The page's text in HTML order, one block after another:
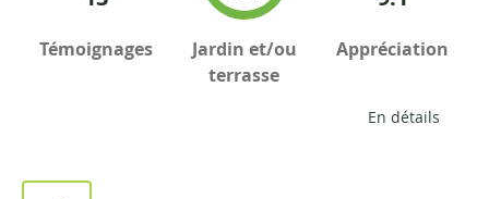
Témoignages
Jardin et/ou
terrasse
Appréciation
En détails